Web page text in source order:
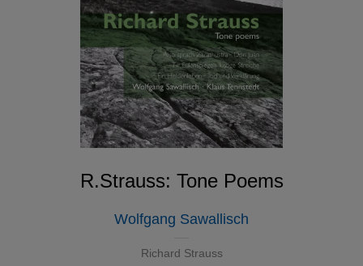
R.Strauss: Tone Poems
Wolfgang Sawallisch
Richard Strauss